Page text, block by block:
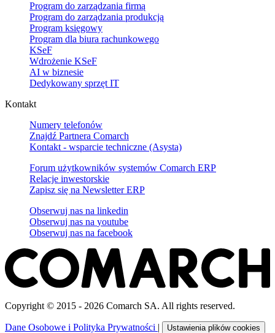
Program do zarządzania firmą
Program do zarządzania produkcją
Program księgowy
Program dla biura rachunkowego
KSeF
Wdrożenie KSeF
AI w biznesie
Dedykowany sprzęt IT
Kontakt
Numery telefonów
Znajdź Partnera Comarch
Kontakt - wsparcie techniczne (Asysta)
Forum użytkowników systemów Comarch ERP
Relacje inwestorskie
Zapisz się na Newsletter ERP
Obserwuj nas na linkedin
Obserwuj nas na youtube
Obserwuj nas na facebook
Copyright © 2015 - 2026 Comarch SA. All rights reserved.
Dane Osobowe i Polityka Prywatności | Ustawienia plików cookies